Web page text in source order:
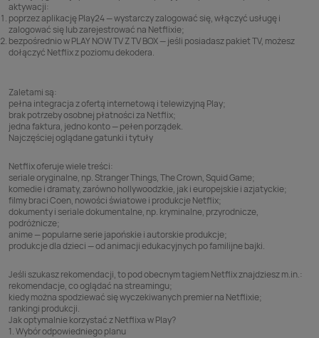
aktywacji:
poprzez aplikacjęPlay24— wystarczy zalogować się, włączyć usługę i
zalogować się lub zarejestrować na Netflixie;
bezpośrednio wPLAY NOW TV Z TV BOX— jeśli posiadasz pakiet TV, możesz
dołączyć Netflix z poziomu dekodera.
Zaletami są:
pełna integracja z ofertą internetową i telewizyjną Play;
brak potrzeby osobnej płatności za Netflix;
jedna faktura, jedno konto — pełen porządek.
Najczęściej oglądane gatunki i tytuły
Netflix oferuje wiele treści:
seriale oryginalne, np. Stranger Things, The Crown, Squid Game;
komedie i dramaty, zarówno hollywoodzkie, jak i europejskie i azjatyckie;
filmy braci Coen, nowości światowe i produkcje Netflix;
dokumenty i seriale dokumentalne, np. kryminalne, przyrodnicze,
podróżnicze;
anime — popularne serie japońskie i autorskie produkcje;
produkcje dla dzieci — od animacji edukacyjnych po familijne bajki.
Jeśli szukasz rekomendacji, to pod obecnym tagiem Netflix znajdziesz m.in.:
rekomendacje, co oglądać na streamingu;
kiedy można spodziewać się wyczekiwanych premier na Netflixie;
rankingi produkcji.
Jak optymalnie korzystać z Netflixa w Play?
1. Wybór odpowiedniego planu